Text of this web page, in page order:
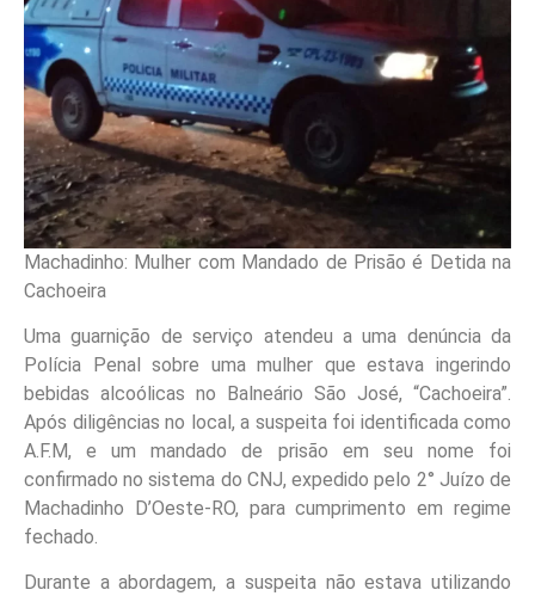
Machadinho: Mulher com Mandado de Prisão é Detida na
Cachoeira
Uma guarnição de serviço atendeu a uma denúncia da
Polícia Penal sobre uma mulher que estava ingerindo
bebidas alcoólicas no Balneário São José, “Cachoeira”.
Após diligências no local, a suspeita foi identificada como
A.F.M, e um mandado de prisão em seu nome foi
confirmado no sistema do CNJ, expedido pelo 2° Juízo de
Machadinho D’Oeste-RO, para cumprimento em regime
fechado.
Durante a abordagem, a suspeita não estava utilizando